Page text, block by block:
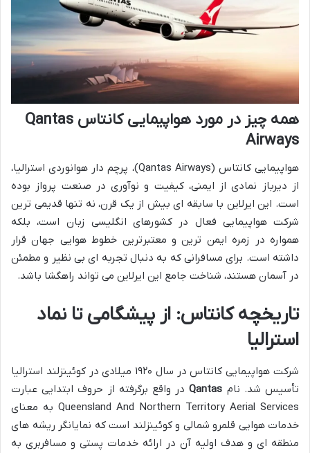
همه چیز در مورد هواپیمایی کانتاس Qantas
Airways
هواپیمایی کانتاس (Qantas Airways)، پرچم دار هوانوردی استرالیا،
از دیرباز نمادی از ایمنی، کیفیت و نوآوری در صنعت پرواز بوده
است. این ایرلاین با سابقه ای بیش از یک قرن، نه تنها قدیمی ترین
شرکت هواپیمایی فعال در کشورهای انگلیسی زبان است، بلکه
همواره در زمره ایمن ترین و معتبرترین خطوط هوایی جهان قرار
داشته است. برای مسافرانی که به دنبال تجربه ای بی نظیر و مطمئن
در آسمان هستند، شناخت جامع این ایرلاین می تواند راهگشا باشد.
تاریخچه کانتاس: از پیشگامی تا نماد
استرالیا
شرکت هواپیمایی کانتاس در سال ۱۹۲۰ میلادی در کوئینزلند استرالیا
تأسیس شد. نام Qantasدر واقع برگرفته از حروف ابتدایی عبارت
Queensland And Northern Territory Aerial Services به معنای
خدمات هوایی قلمرو شمالی و کوئینزلند است که نمایانگر ریشه های
منطقه ای و هدف اولیه آن در ارائه خدمات پستی و مسافربری به